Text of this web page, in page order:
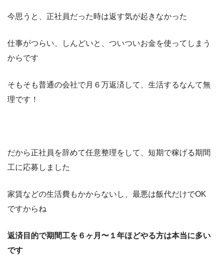
今思うと、正社員だった時は返す気が起きなかった
仕事がつらい、しんどいと、ついついお金を使ってしまう
からです
そもそも普通の会社で月６万返済して、生活するなんて無
理です！
だから正社員を辞めて任意整理をして、短期で稼げる期間
工に応募しました
家賃などの生活費もかからないし、最悪は飯代だけでOK
ですからね
返済目的で期間工を６ヶ月〜１年ほどやる方は本当に多い
です